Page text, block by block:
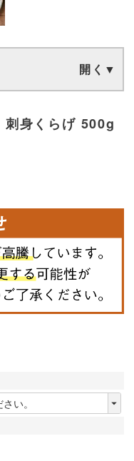
刺身くらげ 500g